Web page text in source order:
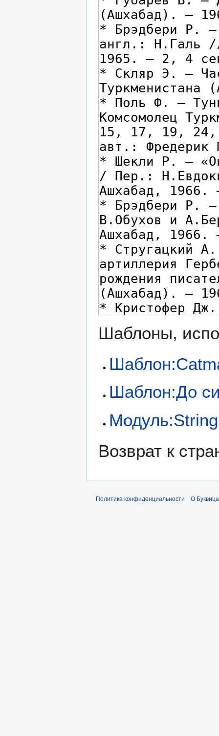
Шаблоны,
Шаблон:До
Возврат к
Политика конфиденциальности О Буквица